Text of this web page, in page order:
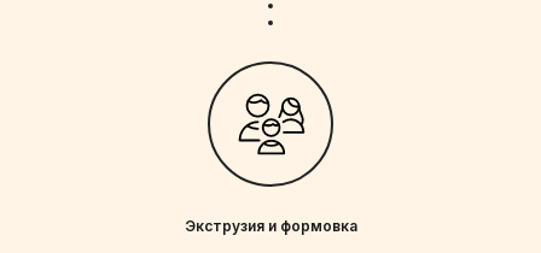
Экструзия и формовка